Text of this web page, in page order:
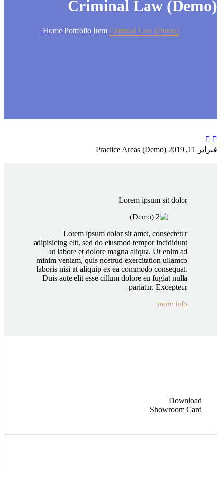
Criminal Law
Home Portfolio Item Criminal Law (Demo)
Practice Areas (Demo)
Lorem ipsum sit dolor
Lorem ipsum dolor sit amet, consectetur
adipisicing elit, sed do eiusmod tempor incididunt
ut labore et dolore magna aliqua. Ut enim ad
minim veniam, quis nostrud exercitation ullamco
laboris nisi ut aliquip ex ea commodo consequat.
Duis aute elit esse cillum dolore eu fugiat nulla
pariatur. Excepteur
more info
Download
Showroom Card